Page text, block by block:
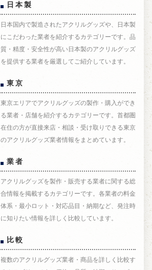
日本製
日本国内で製造されたアクリルグッズや、日本製
にこだわった業者を紹介するカテゴリーです。品
質・精度・安全性が高い日本製のアクリルグッズ
を提供する業者を厳選してご紹介しています。
東京
東京エリアでアクリルグッズの製作・購入ができ
る業者・店舗を紹介するカテゴリーです。首都圏
在住の方が直接来店・相談・受け取りできる東京
のアクリルグッズ業者情報をまとめています。
業者
アクリルグッズを製作・販売する業者に関する総
合情報を掲載するカテゴリーです。各業者の料金
体系・最小ロット・対応品目・納期など、発注時
に知りたい情報を詳しく比較しています。
比較
複数のアクリルグッズ業者・商品を詳しく比較す